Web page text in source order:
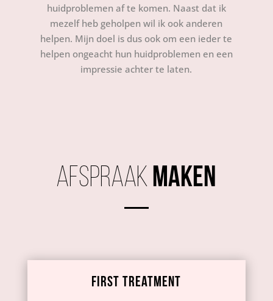
huidproblemen af te komen. Naast dat ik
mezelf heb geholpen wil ik ook anderen
helpen. Mijn doel is dus ook om een ieder te
helpen ongeacht hun huidproblemen en een
impressie achter te laten.
AfspraakMaken
First Treatment